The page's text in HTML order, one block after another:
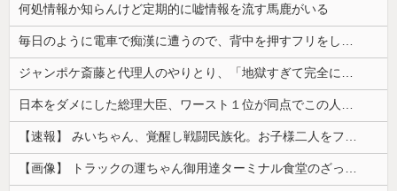
何処情報か知らんけど定期的に嘘情報を流す馬鹿がいる